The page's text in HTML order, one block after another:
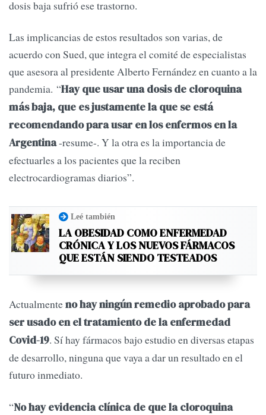
dosis baja sufrió ese trastorno.
Las implicancias de estos resultados son varias, de
acuerdo con Sued, que integra el comité de especialistas
que asesora al presidente Alberto Fernández en cuanto a la
pandemia. “Hay que usar una dosis de cloroquina
más baja, que es justamente la que se está
recomendando para usar en los enfermos en la
Argentina-resume-. Y la otra es la importancia de
efectuarles a los pacientes que la reciben
electrocardiogramas diarios”.
Leé también
LA OBESIDAD COMO ENFERMEDAD
CRÓNICA Y LOS NUEVOS FÁRMACOS
QUE ESTÁN SIENDO TESTEADOS
Actualmenteno hay ningún remedio aprobado para
ser usado en el tratamiento de la enfermedad
Covid-19. Sí hay fármacos bajo estudio en diversas etapas
de desarrollo, ninguna que vaya a dar un resultado en el
futuro inmediato.
“No hay evidencia clínica de que la cloroquina